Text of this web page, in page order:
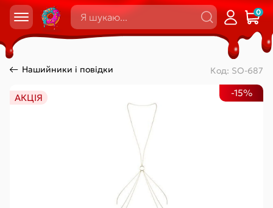
0
Нашийники і повідки Код: SO-687
АКЦІЯ -15%